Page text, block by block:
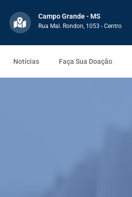
Campo Grande - MS
Rua Mal. Rondon, 1053 - Centro
Notícias Faça Sua Doação